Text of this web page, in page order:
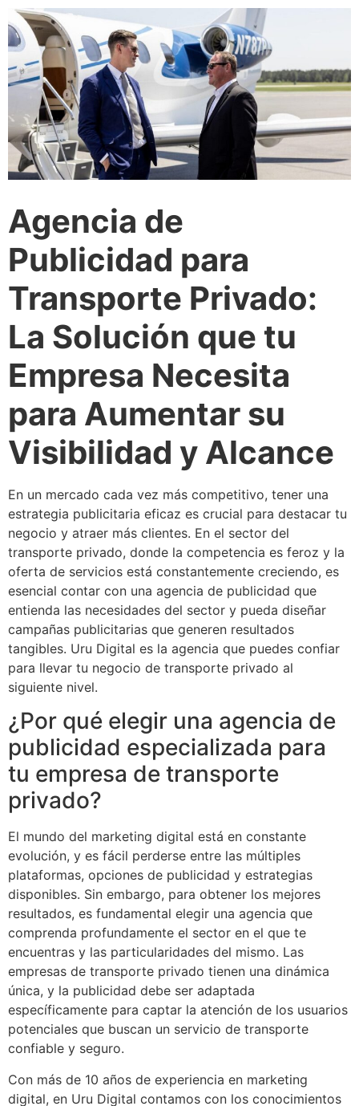
Agencia de
Publicidad para
Transporte Privado:
La Solución que tu
Empresa Necesita
para Aumentar su
Visibilidad y Alcance
En un mercado cada vez más competitivo, tener una
estrategia publicitaria eficaz es crucial para destacar tu
negocio y atraer más clientes. En el sector del
transporte privado, donde la competencia es feroz y la
oferta de servicios está constantemente creciendo, es
esencial contar con una agencia de publicidad que
entienda las necesidades del sector y pueda diseñar
campañas publicitarias que generen resultados
tangibles. Uru Digital es la agencia que puedes confiar
para llevar tu negocio de transporte privado al
siguiente nivel.
¿Por qué elegir una agencia de
publicidad especializada para
tu empresa de transporte
privado?
El mundo del marketing digital está en constante
evolución, y es fácil perderse entre las múltiples
plataformas, opciones de publicidad y estrategias
disponibles. Sin embargo, para obtener los mejores
resultados, es fundamental elegir una agencia que
comprenda profundamente el sector en el que te
encuentras y las particularidades del mismo. Las
empresas de transporte privado tienen una dinámica
única, y la publicidad debe ser adaptada
específicamente para captar la atención de los usuarios
potenciales que buscan un servicio de transporte
confiable y seguro.
Con más de 10 años de experiencia en marketing
digital, en Uru Digital contamos con los conocimientos